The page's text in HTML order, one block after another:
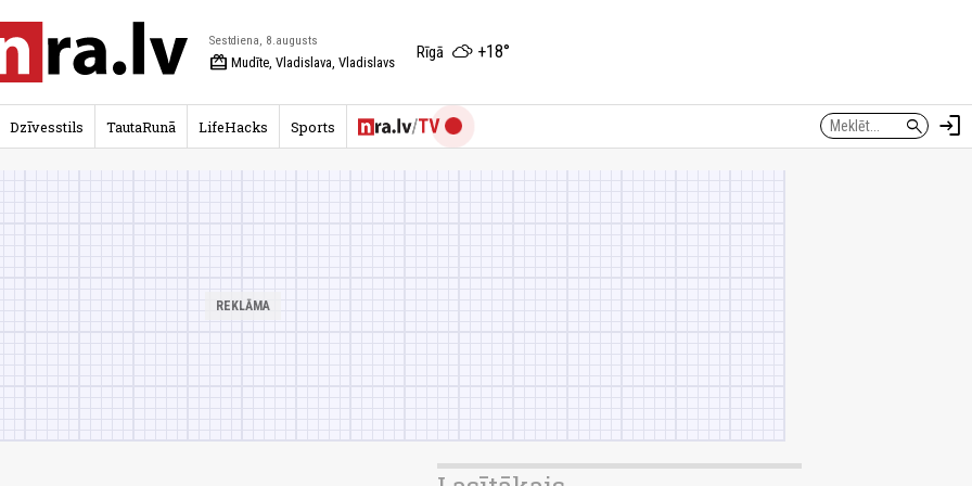
Sestdiena, 8.augusts
redeem Mudīte, Vladislava, Vladislavs
Rīgā +18°
search login
Dzīvesstils TautaRunā LifeHacks Sports